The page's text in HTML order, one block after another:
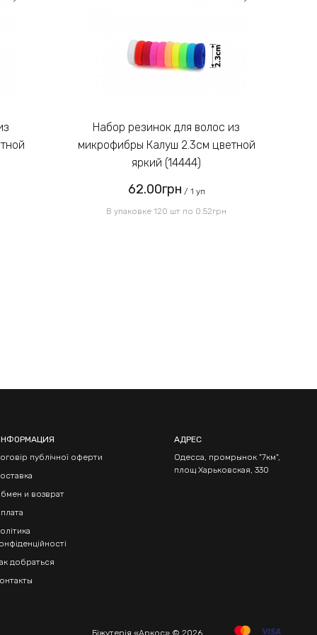
Отправить
Набор резинок для волос из
микрофибры Калуш 2.3см цветной
яркий (14444)
62.00грн / 1 уп
В упаковке 120 шт по 0.52грн
публічної оферти
и возврат
добраться
АДРЕС
Одесса, промрынок "7км",
площ Харьковская, 330
Біжутерія «Аркос» © 2026